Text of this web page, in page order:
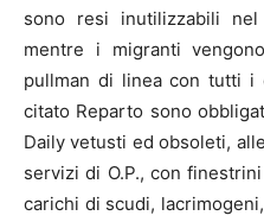
sono resi inutilizzabili
mentre i migranti
pullman di linea con tutti
citato Reparto sono
Daily vetusti ed obsoleti,
servizi di O.P., con
carichi di scudi,